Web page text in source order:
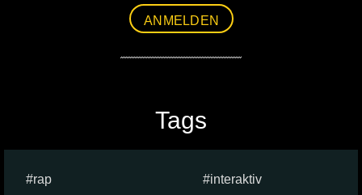
ANMELDEN
Tags
rap
interaktiv